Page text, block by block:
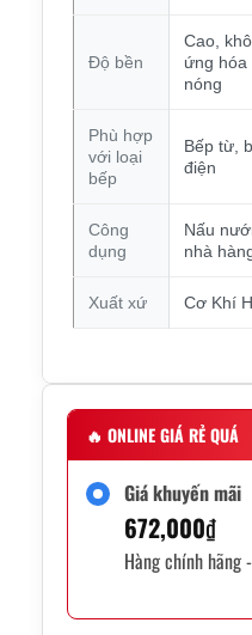
Độ bền
Cao,
ứng hóa
nóng
Phù hợp
với loại
bếp
Bếp từ,
điện
Công
dụng
Nấu
nhà
Xuất xứ Cơ Khí
🔥 ONLINE GIÁ RẺ QUÁ
Giá khuyến mãi
672,000₫
Hàng chính hãng